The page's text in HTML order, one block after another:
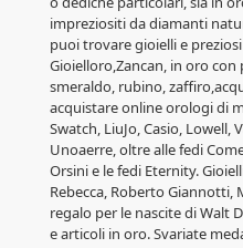
impreziositi da diamanti
puoi trovare gioielli e
Gioielloro,Zancan, in oro
smeraldo, rubino,
acquistare online orologi di
Swatch, LiuJo, Casio, Lowell,
Unoaerre, oltre alle fedi
Orsini e le fedi Eternity.
Rebecca, Roberto Giannotti,
regalo per le nascite di Walt
e articoli in oro. Svariate